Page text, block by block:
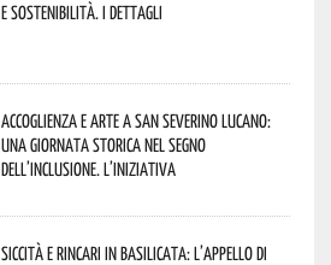
e sostenibilità. I dettagli
Accoglienza e arte a San Severino Lucano:
una giornata storica nel segno
dell’inclusione. L’iniziativa
Siccità e rincari in Basilicata: l’appello di